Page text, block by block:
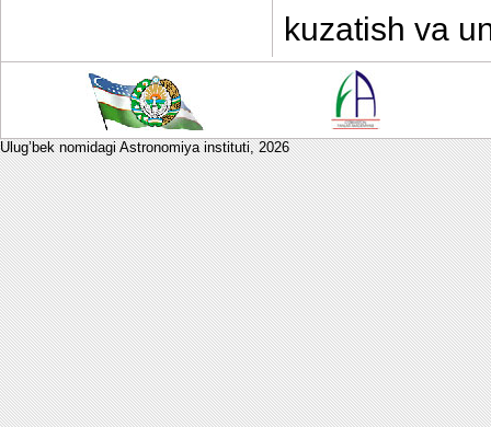
kuzatish va
Ulug’bek nomidagi Astronomiya instituti,2026